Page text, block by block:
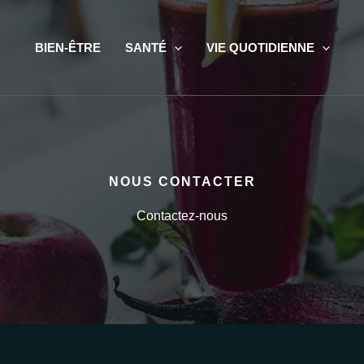
BIEN-ÊTRE SANTÉ VIE QUOTIDIENNE
NOUS CONTACTER
Contactez-nous